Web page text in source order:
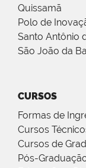
Quissamã
Polo de
Santo Antônio
São João da
CURSOS
Formas de
Cursos
Cursos de
Pós-